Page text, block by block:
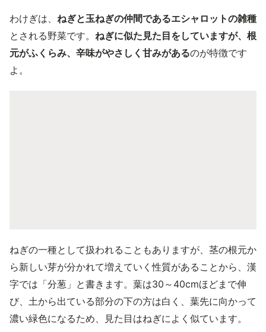
わけぎは、 ねぎと玉ねぎの仲間であるエシャロットの雑種
とされる野菜です。 ねぎに似た見た目をしていますが、根
元がふくらみ、辛味がやさしく甘みがあるのが特徴です
よ。
ねぎの一種として扱われることもありますが、茎の根元か
ら新しい芽が分かれて増えていく性質があることから、漢
字では「分葱」と書きます。葉は30～40cmほどまで伸
び、土から出ている部分の下の方は白く、葉先に向かって
濃い緑色になるため、見た目はねぎによく似ています。